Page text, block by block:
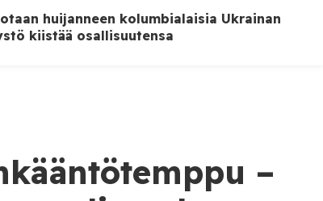
huijanneen kolumbialaisia Ukrainan
kiistää osallisuutensa
–